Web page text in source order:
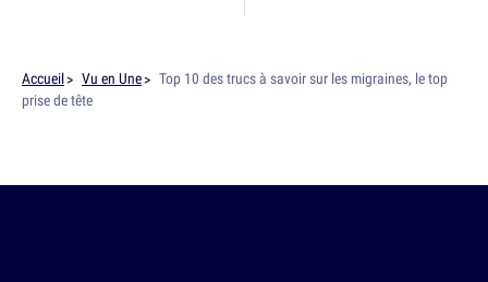
Accueil Vu en Une
Top 10 des trucs à savoir sur les migraines, le top
prise de tête